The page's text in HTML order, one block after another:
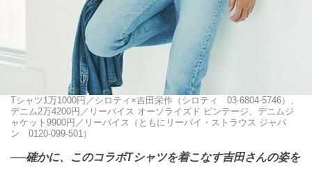
Tシャツ1万1000円／シロティ×吉田栄作（シロティ 03-6804-5746）、
デニム2万4200円／リーバイス オーソライズド ビンテージ、デニムジ
ャケット9900円／リーバイス（ともにリーバイ・ストラウス ジャパ
ン 0120-099-501）
──確かに、このコラボTシャツを着こなす吉田さんの姿を